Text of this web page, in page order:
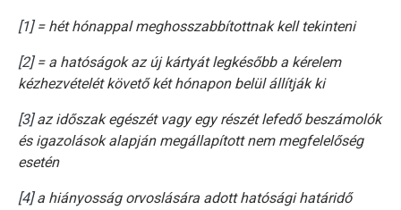
[1]= hét hónappal meghosszabbítottnak kell tekinteni
[2]= a hatóságok az új kártyát legkésőbb a kérelem
kézhezvételét követő két hónapon belül állítják ki
[3]az időszak egészét vagy egy részét lefedő beszámolók
és igazolások alapján megállapított nem megfelelőség
esetén
[4]a hiányosság orvoslására adott hatósági határidő